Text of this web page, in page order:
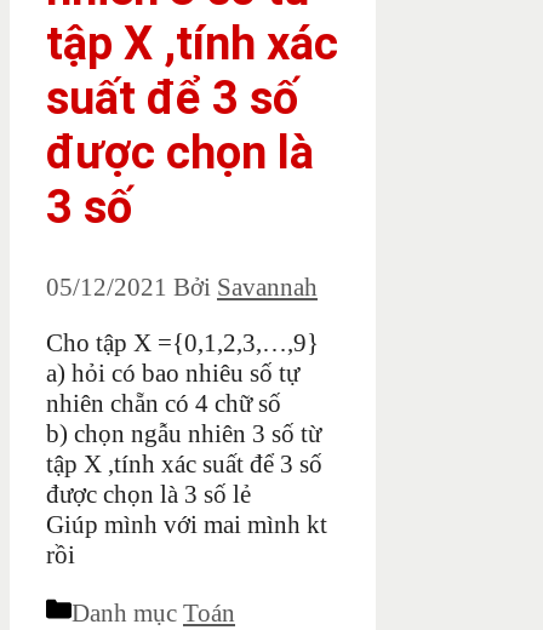
tập X ,tính xác
suất để 3 số
được chọn là
3 số
05/12/2021 Bởi Savannah
Cho tập X ={0,1,2,3,…,9}
a) hỏi có bao nhiêu số tự
nhiên chẵn có 4 chữ số
b) chọn ngẫu nhiên 3 số từ
tập X ,tính xác suất để 3 số
được chọn là 3 số lẻ
Giúp mình với mai mình kt
rồi
Danh mục Toán